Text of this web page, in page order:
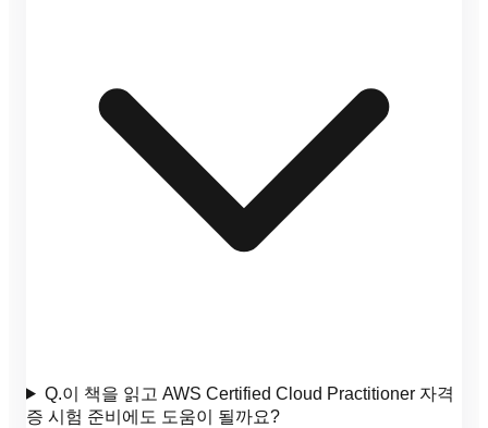
Q.이 책을 읽고 AWS Certified Cloud Practitioner 자격
증 시험 준비에도 도움이 될까요?